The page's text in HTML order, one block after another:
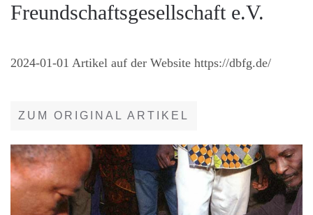
Freundschaftsgesellschaft e.V.
2024-01-01 Artikel auf der Website https://dbfg.de/
ZUM ORIGINAL ARTIKEL